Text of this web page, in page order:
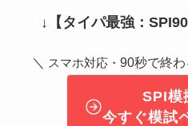
↓ 【タイパ最強：
＼ スマホ対応・ 90秒で終わ
SPI模
今すぐ模試